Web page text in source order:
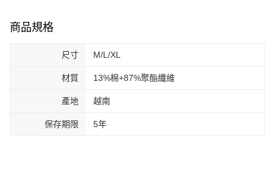
商品規格
尺寸 M/L/XL
材質 13%棉+87%聚酯纖維
產地 越南
保存期限 5年